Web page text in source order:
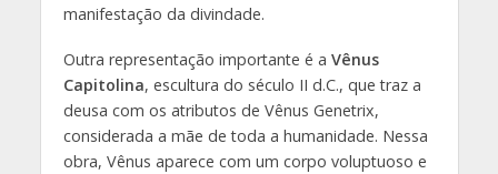
manifestação da divindade.
Outra representação importante é a Vênus
Capitolina, escultura do século II d.C., que traz a
deusa com os atributos de Vênus Genetrix,
considerada a mãe de toda a humanidade. Nessa
obra, Vênus aparece com um corpo voluptuoso e